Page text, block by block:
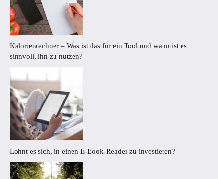
Kalorienrechner – Was ist das für ein Tool und wann ist es
sinnvoll, ihn zu nutzen?
Lohnt es sich, in einen E-Book-Reader zu investieren?